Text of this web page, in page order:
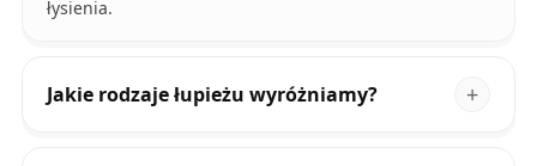
łysienia.
Jakie rodzaje łupieżu wyróżniamy?